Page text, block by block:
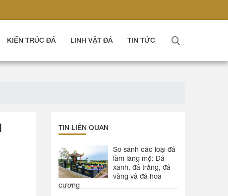
KIẾN TRÚC ĐÁ LINH VẬT ĐÁ TIN TỨC
TIN LIÊN QUAN
So sánh các loại đá
làm lăng mộ: Đá
xanh, đá trắng, đá
vàng và đá hoa
cương